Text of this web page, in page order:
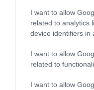
I want to allow
related to analytics
device identifiers in
I want to allow
related to
I want to allow